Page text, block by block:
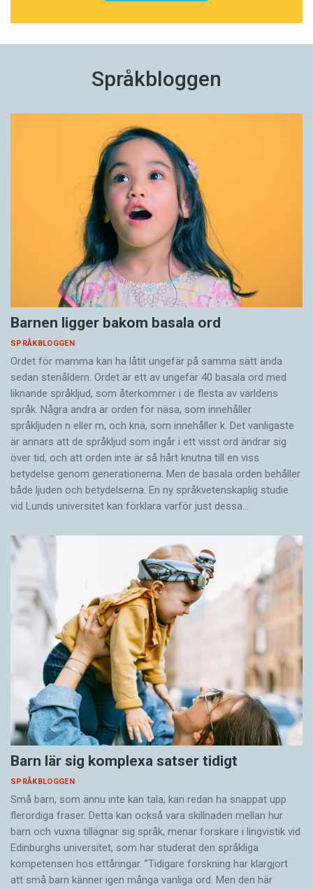
Språkbloggen
Barnen ligger bakom basala ord
SPRÅKBLOGGEN
Ordet för mamma kan ha låtit ungefär på samma sätt ända
sedan stenåldern. Ordet är ett av ungefär 40 basala ord med
liknande språkljud, som återkommer i de flesta av världens
språk. Några andra är orden för näsa, som innehåller
språkljuden n eller m, och knä, som innehåller k. Det vanligaste
är annars att de språkljud som ingår i ett visst ord ändrar sig
över tid, och att orden inte är så hårt knutna till en viss
betydelse genom generationerna. Men de basala orden behåller
både ljuden och betydelserna. En ny språkvetenskaplig studie
vid Lunds universitet kan förklara varför just dessa…
Barn lär sig komplexa satser tidigt
SPRÅKBLOGGEN
Små barn, som ännu inte kan tala, kan redan ha snappat upp
flerordiga fraser. Detta kan också vara skillnaden mellan hur
barn och vuxna tillägnar sig språk, menar forskare i lingvistik vid
Edinburghs universitet, som har studerat den språkliga
kompetensen hos ettåringar. ”Tidigare forskning har klargjort
att små barn känner igen många vanliga ord. Men den här